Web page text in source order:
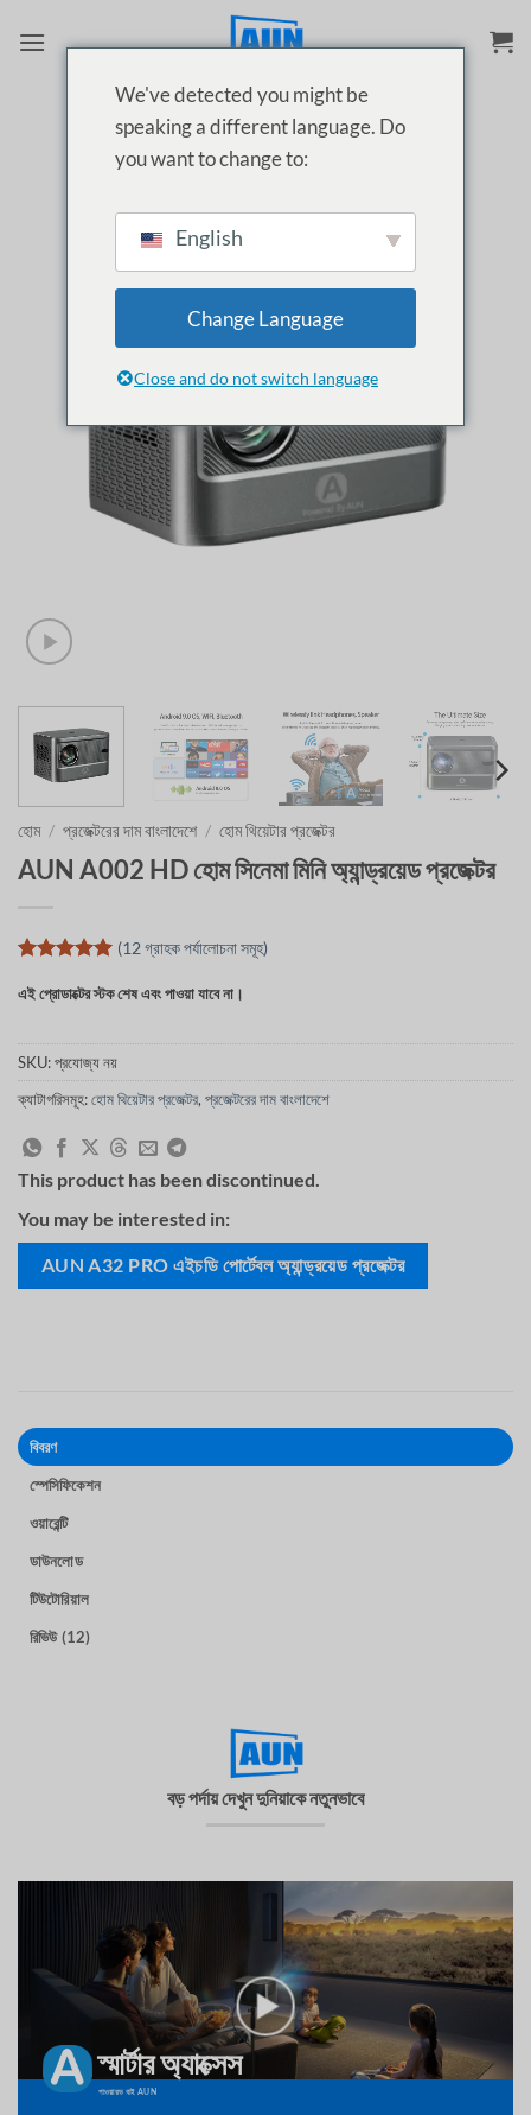
হোম / প্রজেক্টরের দাম বাংলাদেশে / হোম থিয়েটার প্রজেক্টর
AUN A002 HD হোম সিনেমা মিনি অ্যান্ড্রয়েড প্রজেক্টর
রেটিং এর উপর
হয়েছে
(12 গ্রাহক পর্যালোচনা সমূহ)
এই প্রোডাক্টের স্টক শেষ এবং পাওয়া যাবে না।
SKU:প্রযোজ্য নয়
ক্যাটাগরিসমূহ:হোম থিয়েটার প্রজেক্টর, প্রজেক্টরের দাম বাংলাদেশে
This product has been discontinued.
You may be interested in:
AUN A32 PRO এইচডি পোর্টেবল অ্যান্ড্রয়েড প্রজেক্টর
বিবরণ
স্পেসিফিকেশন
ওয়ারেন্টি
ডাউনলোড
টিউটোরিয়াল
রিভিউ (12)
বড় পর্দায় দেখুন দুনিয়াকে নতুনভাবে
স্মার্টার অ্যাক্সেস
পাওয়ারড বাই AUN
We've detected you might be
speaking a different language. Do
you want to change to:
English
Change Language
Close and do not switch language